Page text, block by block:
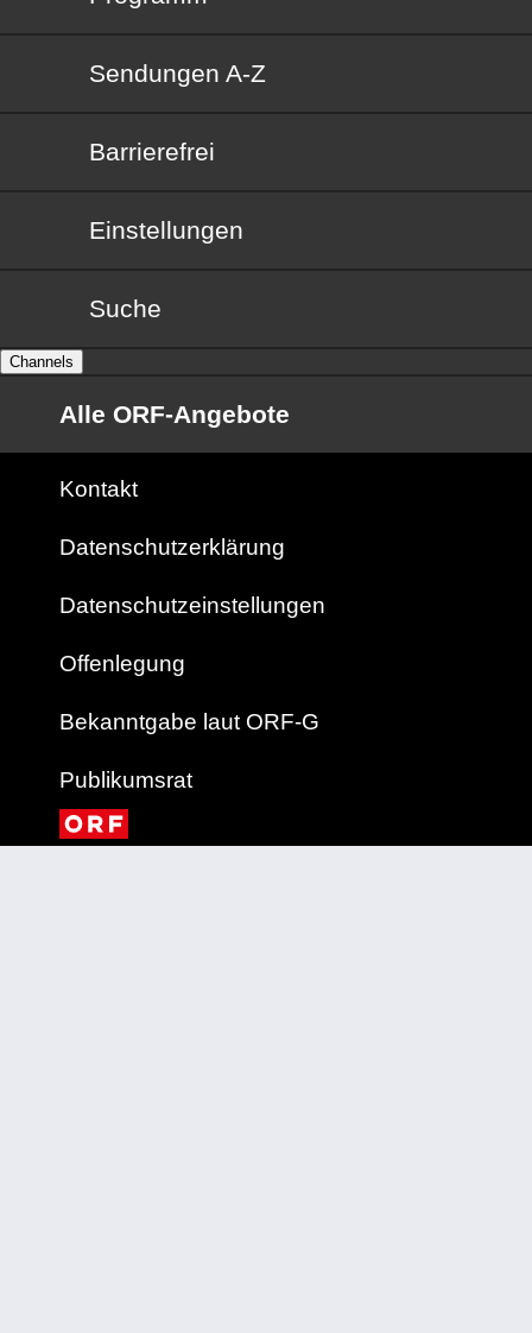
Sendungen von A bis Z
Sendungen A-Z
Barrierefrei
Barrierefrei
Einstellungen
Suche
Channels
Alle ORF-Angebote
Kontakt
Datenschutzerklärung
Datenschutzeinstellungen
Offenlegung
Bekanntgabe laut ORF-G
Publikumsrat